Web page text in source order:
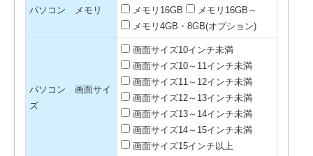
パソコン メモリ
メモリ16GB
メモリ16GB～
メモリ4GB・8GB(オプション)
パソコン 画面サイ
ズ
画面サイズ10インチ未満
画面サイズ10～11インチ未満
画面サイズ11～12インチ未満
画面サイズ12～13インチ未満
画面サイズ13～14インチ未満
画面サイズ14～15インチ未満
画面サイズ15インチ以上